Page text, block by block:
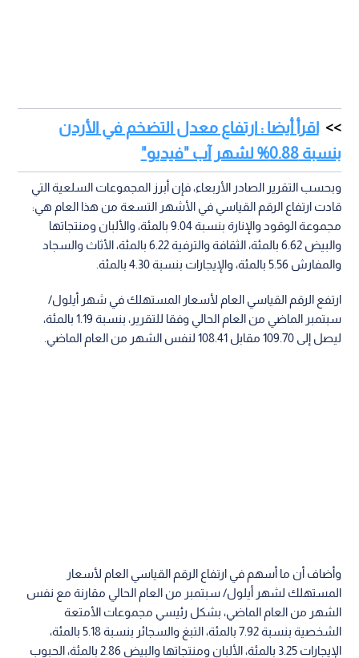
اقرأ أيضا : ارتفاع معدل التضخم في الأردن
بنسبة 0.88% لشهر آب "فيديو"
وبحسب التقرير الصادر الأربعاء، فإن أبرز المجموعات السلعية التي
قادت ارتفاع الرقم القياسي في الأشهر التسعة من هذا العام هي:
مجموعة الوقود والإنارة بنسبة 9.04 بالمئة، والألبان ومنتجاتها
والبيض 6.62 بالمئة، الثقافة والترفية 6.22 بالمئة، الأثاث والسجاد
والمفارش 5.56 بالمئة، والإيجارات بنسبة 4.30 بالمئة.
ارتفع الرقم القياسي العام لأسعار المستهلك في شهر أيلول/
سبتمبر الماضي من العام الحالي وفقا للتقرير، بنسبة 1.19 بالمئة،
ليصل إلى 109.70 مقابل 108.41 لنفس الشهر من العام الماضي.
وأضاف أن ما أسهم في ارتفاع الرقم القياسي العام لأسعار
المستهلك لشهر أيلول/ سبتمبر من العام الحالي مقارنة مع نفس
الشهر من العام الماضي، بشكل رئيسي مجموعات الأمتعة
الشخصية بنسبة 7.92 بالمئة، التبغ والسجائر بنسبة 5.18 بالمئة،
الإيجارات 3.25 بالمئة، الألبان ومنتجاتها والبيض 2.86 بالمئة، الحبوب